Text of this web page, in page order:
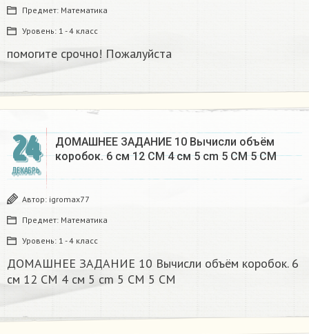
Предмет: Математика
Уровень: 1 - 4 класс
помогите срочно! Пожалуйста
24
ДЕКАБРЬ
ДОМАШНЕЕ ЗАДАНИЕ 10 Вычисли объём
коробок. 6 см 12 CM 4 см 5 cm 5 CM 5 CM​
Автор: igromax77
Предмет: Математика
Уровень: 1 - 4 класс
ДОМАШНЕЕ ЗАДАНИЕ 10 Вычисли объём коробок. 6
см 12 CM 4 см 5 cm 5 CM 5 CM​